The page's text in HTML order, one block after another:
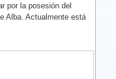
por la posesión del
Alba. Actualmente está